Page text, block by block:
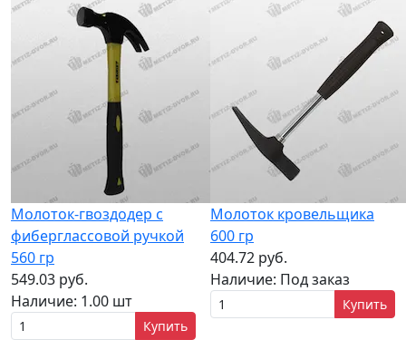
Молоток-гвоздодер с
фиберглассовой ручкой
560 гр
549.03 руб.
Наличие: 1.00 шт
Купить
Молоток кровельщика
600 гр
404.72 руб.
Наличие: Под заказ
Купить